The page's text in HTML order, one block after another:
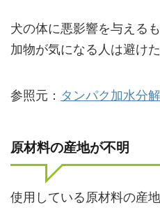
犬の体に悪影響を与える
加物が気になる人は避け
参照元： タンパク加水分
原材料の産地が不明
使用している原材料の産